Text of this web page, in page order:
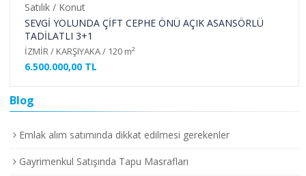
ÖNÜ AÇIK ASANSÖRLÜ
BOSTANLI TUZU BİBERİ
Blog
Emlak alım satımında dikkat edilmesi gerekenler
Gayrimenkul Satışında Tapu Masrafları